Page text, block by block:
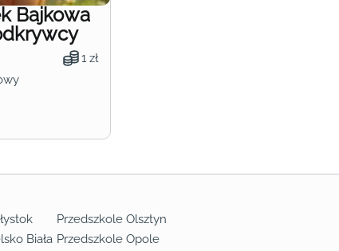
Bajkowa
1 zł
Biała
Przedszkole Olsztyn
Przedszkole Opole